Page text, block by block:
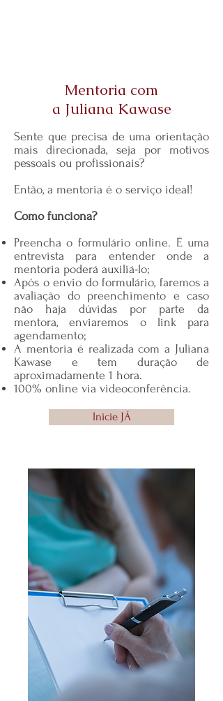
Mentoria com
a Juliana Kawase
Sente que precisa de uma orientação
mais direcionada, seja por motivos
pessoais ou profissionais?
Então, a mentoria é o serviço ideal!
Como funciona?
Preencha o formulário online. É uma
entrevista para entender onde a
mentoria poderá auxiliá-lo;
Após o envio do formulário, faremos a
avaliação do preenchimento e caso
não haja dúvidas por parte da
mentora, enviaremos o link para
agendamento;
A mentoria é realizada com a Juliana
Kawase e tem duração de
aproximadamente 1 hora.
100% online via videoconferência.
Inicie JÁ